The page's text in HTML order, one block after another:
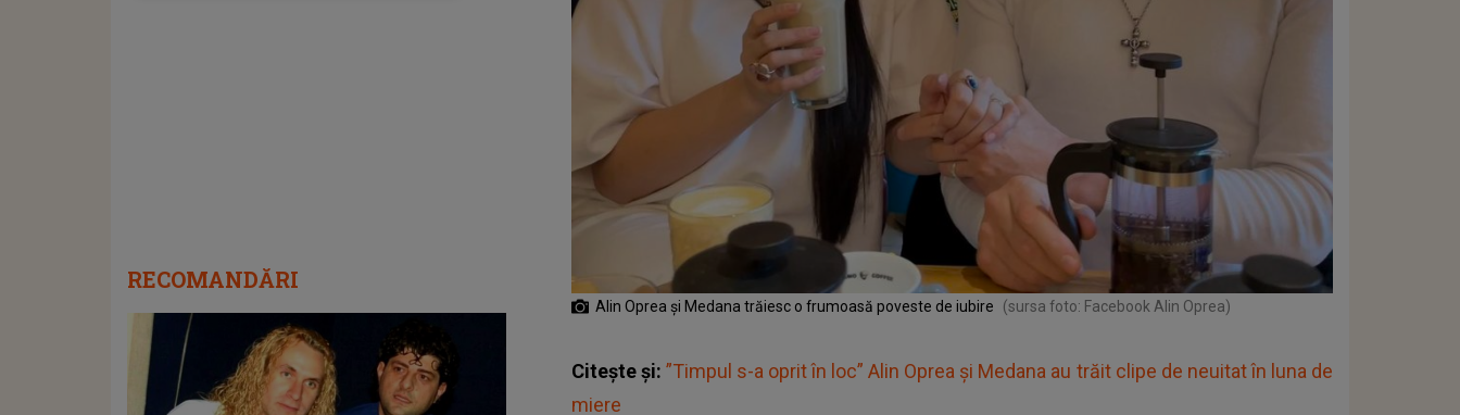
Alin Oprea și Medana trăiesc o frumoasă poveste de iubire (sursa foto: Facebook Alin Oprea)
Citește și: ”Timpul s-a oprit în loc” Alin Oprea și Medana au trăit clipe de neuitat în luna de
miere
RECOMANDĂRI